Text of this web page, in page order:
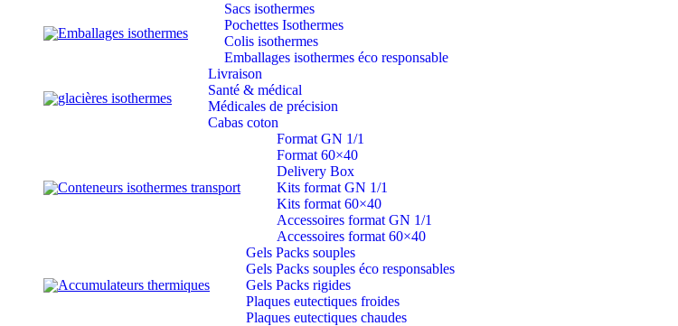
Emballages isothermes
Sacs isothermes
Pochettes Isothermes
Colis isothermes
Emballages isothermes éco responsable
glacières isothermes
Livraison
Santé & médical
Médicales de précision
Cabas coton
Conteneurs isothermes transport
Format GN 1/1
Format 60×40
Delivery Box
Kits format GN 1/1
Kits format 60×40
Accessoires format GN 1/1
Accessoires format 60×40
Accumulateurs thermiques
Gels Packs souples
Gels Packs souples éco responsables
Gels Packs rigides
Plaques eutectiques froides
Plaques eutectiques chaudes